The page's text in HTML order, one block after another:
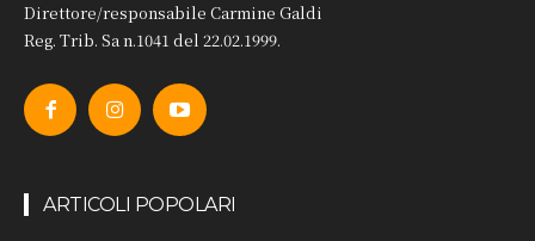
Direttore/responsabile Carmine Galdi
Reg. Trib. Sa n.1041 del 22.02.1999.
ARTICOLI POPOLARI